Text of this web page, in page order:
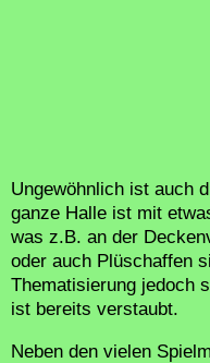
Ungewöhnlich ist auch
ganze Halle ist mit
was z.B. an der
oder auch Plüschaffen
Thematisierung jedoch
ist bereits verstaubt.
Neben den vielen